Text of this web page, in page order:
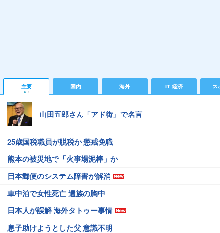
主要 国内 海外 IT 経済 ス
山田五郎さん「アド街」で名言
25歳国税職員が脱税か 懲戒免職
熊本の被災地で「火事場泥棒」か
日本郵便のシステム障害が解消
車中泊で女性死亡 遺族の胸中
日本人が誤解 海外タトゥー事情
息子助けようとした父 意識不明